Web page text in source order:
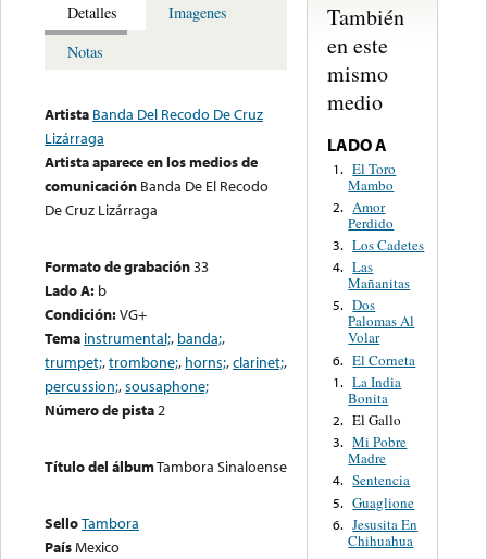
Detalles
Imagenes
Notas
Artista Banda Del Recodo De Cruz
Lizárraga
Artista aparece en los medios de
comunicación Banda De El Recodo
De Cruz Lizárraga
Formato de grabación33
Lado A: b
Condición:VG+
Tema instrumental;, banda;,
trumpet;,trombone;, horns;,clarinet;,
percussion;,sousaphone;
Número de pista2
Título del álbumTambora Sinaloense
SelloTambora
PaísMexico
También
en este
mismo
medio
LADO A
1. El Toro
Mambo
2. Amor
Perdido
3. Los Cadetes
4. Las
Mañanitas
5. Dos
Palomas Al
Volar
6. El Corneta
1. La India
Bonita
2. El Gallo
3. Mi Pobre
Madre
4. Sentencia
5. Guaglione
6. Jesusita En
Chihuahua